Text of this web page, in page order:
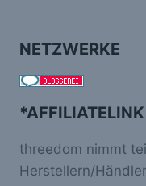
NETZWERKE
*AFFILIATELINK
threedom nimmt
Herstellern/